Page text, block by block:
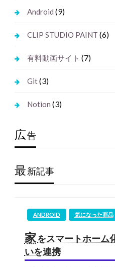
Android (9)
CLIP STUDIO PAINT (6)
有料動画サイト (7)
Git(3)
Notion (3)
広告
最新記事
ANDROID 気になった商品
家をスマートホーム
いを連携